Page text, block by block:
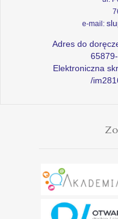
e-mail:
Adres do
Elektroniczna
/